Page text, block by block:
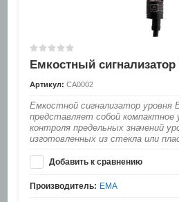
Емкостный сигнализатор
Артикул: CA0002
Емкостной сигнализатор уровня
представляет собой компактное
контроля предельных значений
изготовленных из стекла или
Добавить к сравнению
Производитель: EMA